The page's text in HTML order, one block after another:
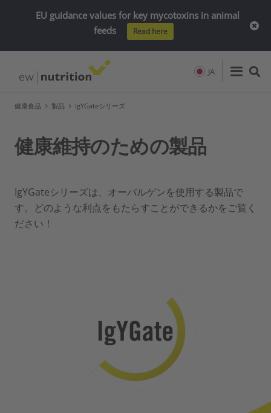
JA
健康食品 製品 IgYGateシリーズ
健康維持のための製品
IgYGateシリーズは、オーバルゲンを使用する製品で
す。どのような利点をもたらすことができるかをご覧く
ださい！
EU guidance values for key mycotoxins in animal
feeds
Read here